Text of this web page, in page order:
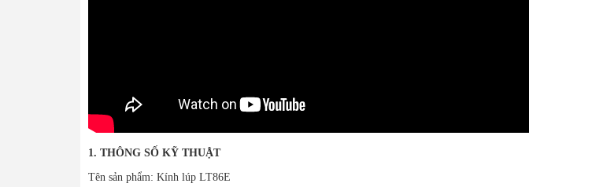
1. THÔNG SỐ KỸ THUẬT
Tên sản phẩm: Kính lúp LT86E